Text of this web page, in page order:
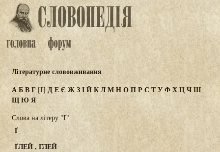
Літературне слововживання
АБВГ [Ґ] ДЕЄ ЖЗІЙКЛМНОПР СТУФХЦЧШ
ЩЮ Я
Слова на літеру "Ґ"
Ґ
ҐЛЕЙ , ГЛЕЙ